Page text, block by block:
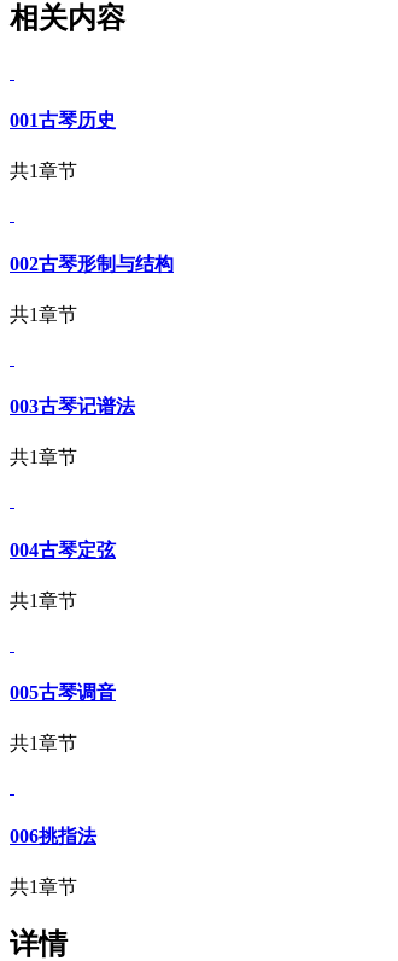
相关内容
001古琴历史
共1章节
002古琴形制与结构
共1章节
003古琴记谱法
共1章节
004古琴定弦
共1章节
005古琴调音
共1章节
006挑指法
共1章节
详情